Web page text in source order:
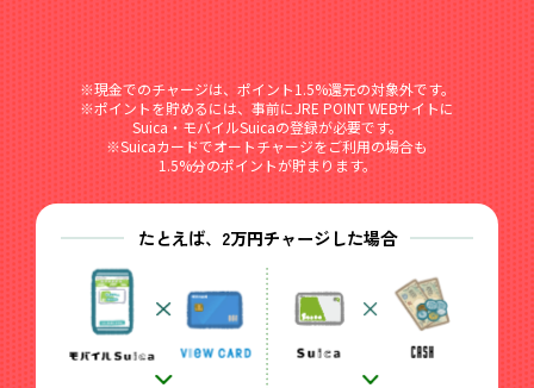
※
※現金でのチャージは、ポイント1.5%還元の対象外です。
※ポイントを貯めるには、事前にJRE POINT WEBサイトに
Suica・モバイルSuicaの登録が必要です。
※Suicaカードでオートチャージをご利用の場合も
1.5%分のポイントが貯まります。
たとえば、2万円チャージした場合
CASH